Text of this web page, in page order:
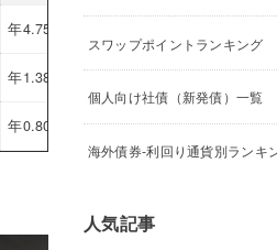
年4.75%※3
年1.38% 2026/9/17 100.86
年0.80% 2042/3/20 98.55
スワップポイントランキング
個人向け社債（新発債）一覧
海外債券-利回り通貨別ランキ
人気記事